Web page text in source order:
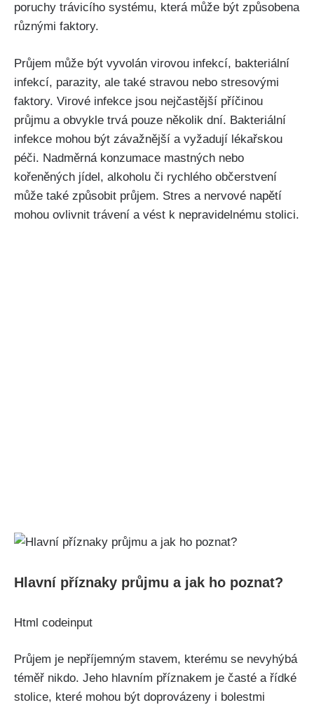
poruchy trávicího systému, která ⁤může být způsobena
⁣různými faktory.
Průjem‌ může být vyvolán virovou‍ infekcí, bakteriální
infekcí, parazity, ale také stravou nebo stresovými
faktory. Virové infekce jsou nejčastější příčinou
průjmu a obvykle trvá pouze několik dní. ⁢Bakteriální⁤
infekce⁣ mohou ‍být závažnější a vyžadují lékařskou
péči. ⁣Nadměrná konzumace mastných nebo
kořeněných jídel, alkoholu či rychlého občerstvení
může také způsobit průjem. Stres a nervové napětí
mohou ovlivnit trávení a vést k nepravidelnému stolici.
Hlavní příznaky průjmu ​a jak ‌ho poznat?
Html codeinput
Průjem je nepříjemným stavem, kterému se⁤ nevyhýbá
téměř nikdo. Jeho⁣ hlavním ⁢příznakem je časté⁤ a řídké
stolice, které mohou být doprovázeny i bolestmi